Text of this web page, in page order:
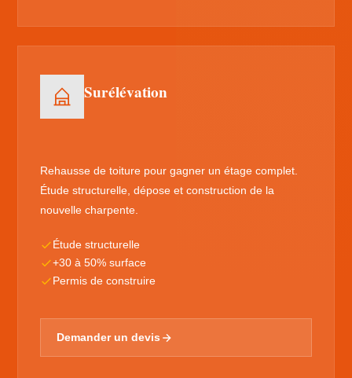
Surélévation
Rehausse de toiture pour gagner un étage complet.
Étude structurelle, dépose et construction de la
nouvelle charpente.
Étude structurelle
+30 à 50% surface
Permis de construire
Demander un devis